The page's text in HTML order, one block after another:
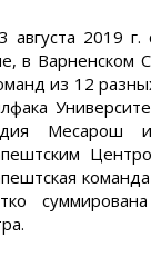
августа 2019
в Варненском
из 12
Месарош